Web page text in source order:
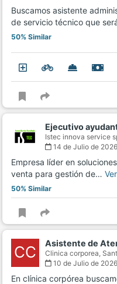
Buscamos asistente
de servicio técnico que
50% Similar
Ejecutivo
Istec innova service
14 de Julio de 2026
Empresa líder en
venta para gestión de…
50% Similar
CC Asistente de
Clinica corporea,
10 de Julio de 2026
En clínica corpórea